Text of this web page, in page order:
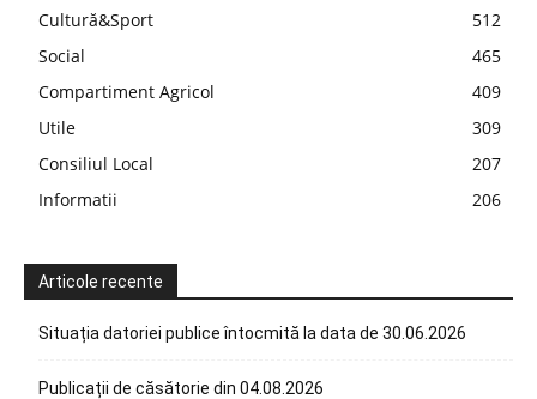
Cultură&Sport
512
Social
465
Compartiment Agricol
409
Utile
309
Consiliul Local
207
Informatii
206
Articole recente
Situația datoriei publice întocmită la data de 30.06.2026
Publicații de căsătorie din 04.08.2026